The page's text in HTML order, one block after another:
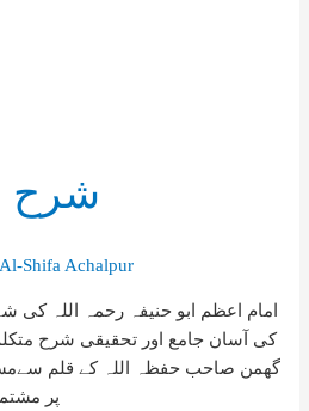
شرح
Al-Shifa Achalpur
امام اعظم ابو حنیفہ رحمہ اللہ کی
کی آسان جامع اور تحقیقی شرح
گھمن صاحب حفظہ اللہ کے قلم
پر